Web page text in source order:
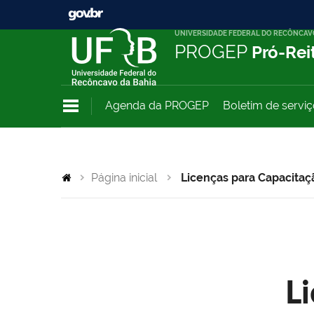
UNIVERSIDADE FEDERAL DO
PROGEP Pró-
Agenda da PROGEP Boletim de
Página inicial Licenças para